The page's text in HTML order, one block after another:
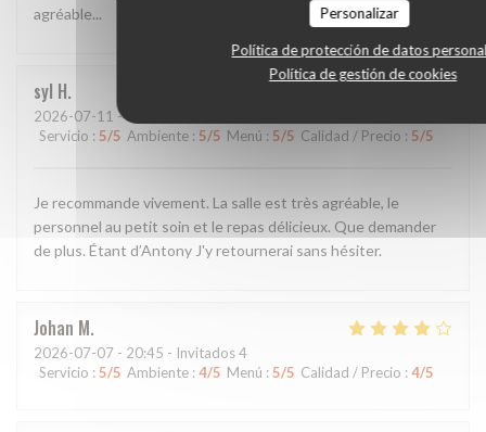
Personalizar
Política de protección de datos
Política de gestión de cookies
agréable...
syl H
2026-07-11 - 19:00 - Invitados 7
Servicio : 5/5 Ambiente : 5/5 Menú : 5/5 Calidad / Precio : 5/5
Je recommande vivement. La salle est très agréable, le
personnel au petit soin et le repas délicieux. Que demander
de plus. Étant d’Antony J'y retournerai sans hésiter.
Johan M
2026-07-07 - 20:45 - Invitados 4
Servicio : 5/5 Ambiente : 4/5 Menú : 5/5 Calidad / Precio : 4/5